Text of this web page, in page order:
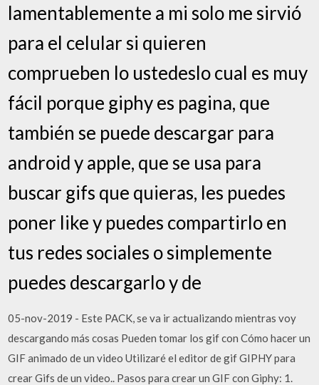
lamentablemente a mi solo me sirvió
para el celular si quieren
comprueben lo ustedeslo cual es muy
fácil porque giphy es pagina, que
también se puede descargar para
android y apple, que se usa para
buscar gifs que quieras, les puedes
poner like y puedes compartirlo en
tus redes sociales o simplemente
puedes descargarlo y de
05-nov-2019 - Este PACK, se va ir actualizando mientras voy
descargando más cosas Pueden tomar los gif con Cómo hacer un
GIF animado de un video Utilizaré el editor de gif GIPHY para
crear Gifs de un video.. Pasos para crear un GIF con Giphy: 1.